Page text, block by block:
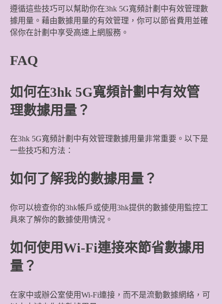
遵循這些技巧可以幫助你在3hk 5G寬頻計劃中有效管理數
據用量。藉由數據用量的有效管理，你可以節省費用並確
保你在計劃中享受高速上網服務。
FAQ
如何在3hk 5G寬頻計劃中有效管
理數據用量？
在3hk 5G寬頻計劃中有效管理數據用量非常重要。以下是
一些技巧和方法：
如何了解我的數據用量？
你可以檢查你的3hk帳戶或使用3hk提供的數據使用監控工
具來了解你的數據使用情況。
如何使用Wi-Fi連接來節省數據用
量？
在家中或辦公室使用Wi-Fi連接，而不是流動數據網絡，可